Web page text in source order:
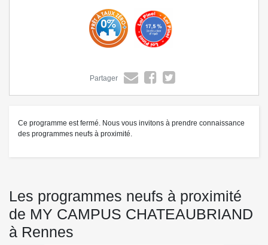
Rennes, ses restaurants, bars et boutiques ! Le rez-de-chaussée se
compose d'espaces communs à tous les occupants : cafétéria, salle
d'étude, laverie, ... tandis que le toit du petit bâtiment accueille un
rooftop, un espace extérieur rare en centre-ville ! Le gage d'un
(*) et (**) Offres sous conditions, détails de l’offre sur simple demande
ou sur le site bouygues-immobilier.com. Contactez-nous dès à présent
Partager
Ce programme est fermé. Nous vous invitons à prendre connaissance
des programmes neufs à proximité.
Les programmes neufs à proximité
de MY CAMPUS CHATEAUBRIAND
à Rennes